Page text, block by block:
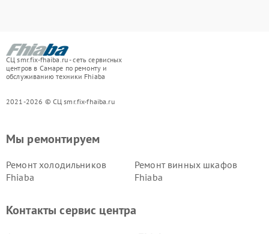
СЦ smr.fix-fhaiba.ru - сеть сервисных
центров в Самаре по ремонту и
обслуживанию техники Fhiaba
2021-2026 © СЦ smr.fix-fhaiba.ru
Мы ремонтируем
Ремонт холодильников
Fhiaba
Ремонт винных шкафов
Fhiaba
Контакты сервис центра